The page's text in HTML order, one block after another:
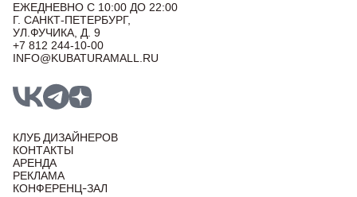
ЕЖЕДНЕВНО С 10:00 ДО 22:00
Г. САНКТ-ПЕТЕРБУРГ,
УЛ.ФУЧИКА, Д. 9
+7 812 244-10-00
INFO@KUBATURAMALL.RU
КЛУБ ДИЗАЙНЕРОВ
КОНТАКТЫ
АРЕНДА
РЕКЛАМА
КОНФЕРЕНЦ-ЗАЛ